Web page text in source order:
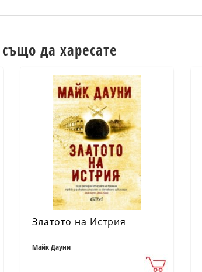
да харесате
Златото на Истрия
Майк Дауни